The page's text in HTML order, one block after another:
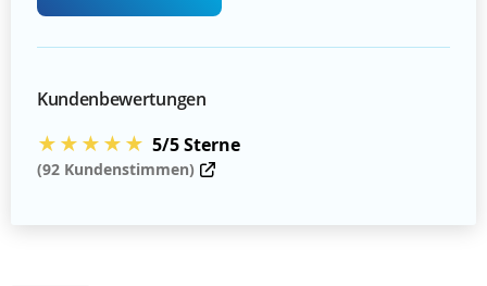
Kundenbewertungen
★★★★★ 5/5 Sterne
(92 Kundenstimmen)